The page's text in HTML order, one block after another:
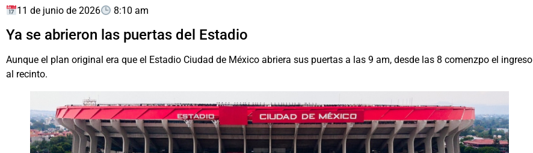
11 de junio de 2026 8:10 am
Ya se abrieron las puertas del Estadio
Aunque el plan original era que el Estadio Ciudad de México abriera sus puertas a las 9 am, desde las 8 comenzpo el ingreso
al recinto.